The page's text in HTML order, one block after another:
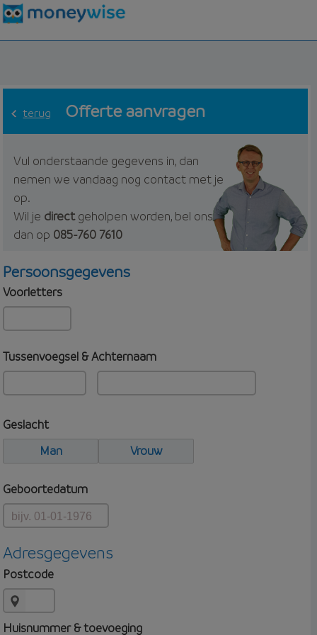
terug Offerte aanvragen
Vul onderstaande gegevens in, dan
nemen we vandaag nog contact met je
op.
Wil je directgeholpen worden, bel ons
dan op 085-760 7610
Persoonsgegevens
Voorletters
Tussenvoegsel & Achternaam
Geslacht
Man
Vrouw
Geboortedatum
Adresgegevens
Postcode
Huisnummer & toevoeging